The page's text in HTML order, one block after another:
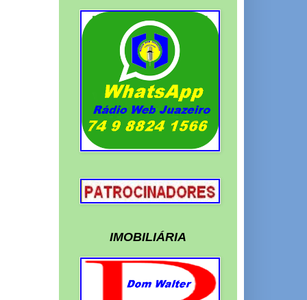
IMOBILIÁRIA